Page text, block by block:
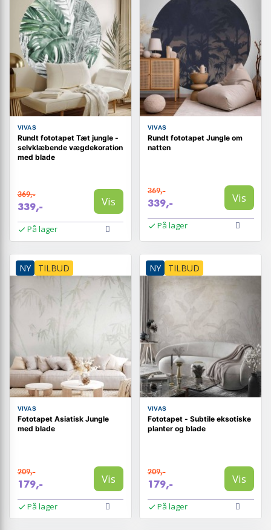
VIVAS
Rundt fototapet Tæt jungle -
selvklæbende vægdekoration
med blade
369,-
339,- Vis
På lager
VIVAS
Rundt fototapet Jungle om
natten
369,-
339,- Vis
På lager
NY TILBUD
VIVAS
Fototapet Asiatisk Jungle
med blade
209,-
179,- Vis
På lager
NY TILBUD
VIVAS
Fototapet - Subtile eksotiske
planter og blade
209,-
179,- Vis
På lager